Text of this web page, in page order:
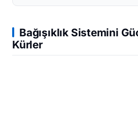
Bağışıklık Sistemini
Kürler